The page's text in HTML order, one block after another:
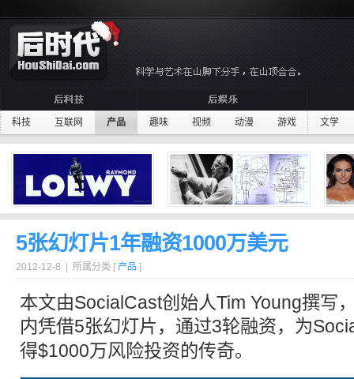
科技 互联网 产品 趣味 视频 动漫 游戏 文学
5张幻灯片1年融资1000万美元
2012-12-8 | 所属分类 [ 产品 ]
本文由SocialCast创始人Tim Young撰写
内凭借5张幻灯片 ，通过3轮融资，为
得$1000万风险投资的传奇。